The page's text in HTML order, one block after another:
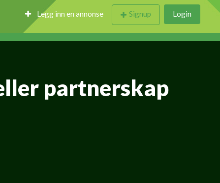
Legg inn en annonse Signup Login
partnerskap